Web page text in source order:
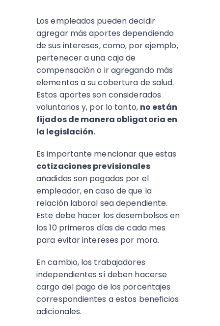
Los empleados pueden decidir
agregar más aportes dependiendo
de sus intereses, como, por ejemplo,
pertenecer a una caja de
compensación o ir agregando más
elementos a su cobertura de salud.
Estos aportes son considerados
voluntarios y, por lo tanto, no están
fijados de manera obligatoria en
la legislación.
Es importante mencionar que estas
cotizaciones previsionales
añadidas son pagadas por el
empleador, en caso de que la
relación laboral sea dependiente.
Este debe hacer los desembolsos en
los 10 primeros días de cada mes
para evitar intereses por mora.
En cambio, los trabajadores
independientes sí deben hacerse
cargo del pago de los porcentajes
correspondientes a estos beneficios
adicionales.